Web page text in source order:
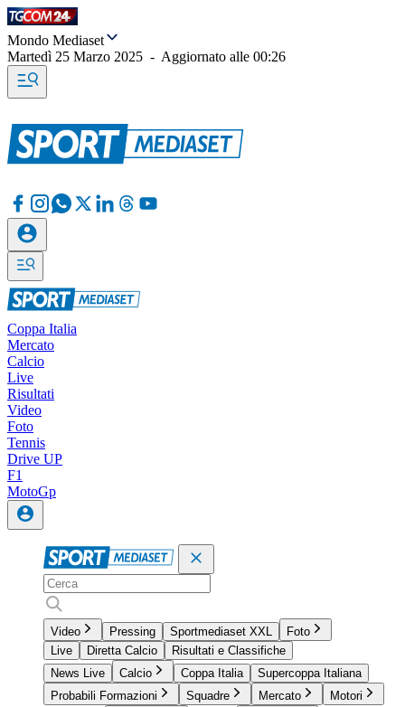
Mondo Mediaset
Martedì 25 Marzo 2025 - Aggiornato alle 00:26
Coppa Italia
Mercato
Calcio
Live
Risultati
Video
Foto
Tennis
Drive UP
F1
MotoGp
Video Pressing Sportmediaset XXL
Foto
Live
Diretta Calcio
Risultati e Classifiche
News Live
Calcio Coppa Italia
Supercoppa Italiana
Probabili Formazioni
Squadre Mercato
Motori